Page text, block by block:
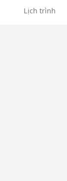
Lịch trình